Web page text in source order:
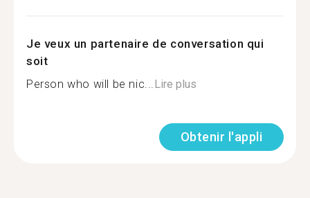
Je veux un partenaire de conversation qui
soit
Person who will be nic...Lire plus
Obtenir l'appli